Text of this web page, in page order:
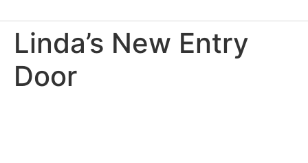
Linda’s New Entry
Door